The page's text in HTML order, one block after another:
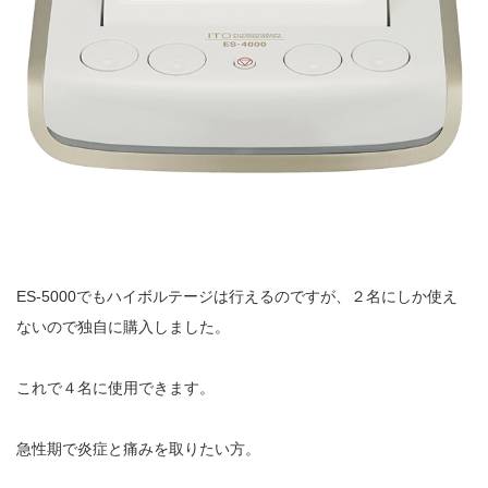
ES-5000でもハイボルテージは行えるのですが、２名にしか使え
ないので独自に購入しました。
これで４名に使用できます。
急性期で炎症と痛みを取りたい方。